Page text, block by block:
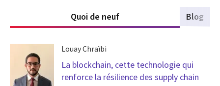
Quoi de neuf(active tab) Blog
Louay Chraïbi
La blockchain, cette technologie qui
renforce la résilience des supply chain